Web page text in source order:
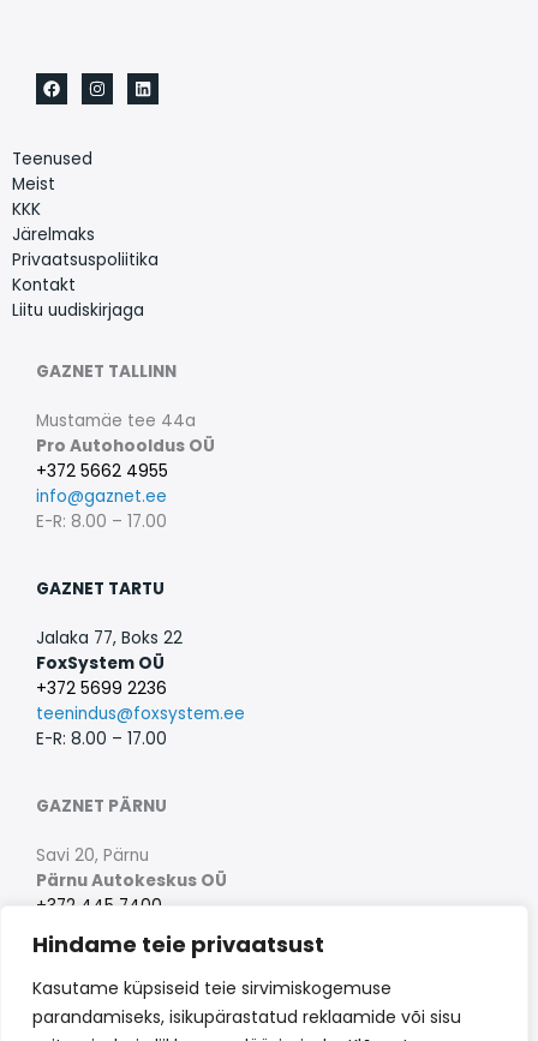
Hindame teie privaatsust
Kasutame küpsiseid teie sirvimiskogemuse
parandamiseks, isikupärastatud reklaamide või sisu
Teenused
Meist
KKK
Järelmaks
Privaatsuspoliitika
Kontakt
Liitu uudiskirjaga
GAZNET TALLINN
Mustamäe tee 44a
Pro Autohooldus OÜ
+372 5662 4955
info@gaznet.ee
E-R: 8.00 – 17.00
GAZNET TARTU
Jalaka 77, Boks 22
FoxSystem OÜ
+372 5699 2236
teenindus@foxsystem.ee
E-R: 8.00 – 17.00
GAZNET PÄRNU
Savi 20, Pärnu
Pärnu Autokeskus OÜ
+372 445 7400
info@parnuautokeskus.eu
E-R: 8.30 – 17.30